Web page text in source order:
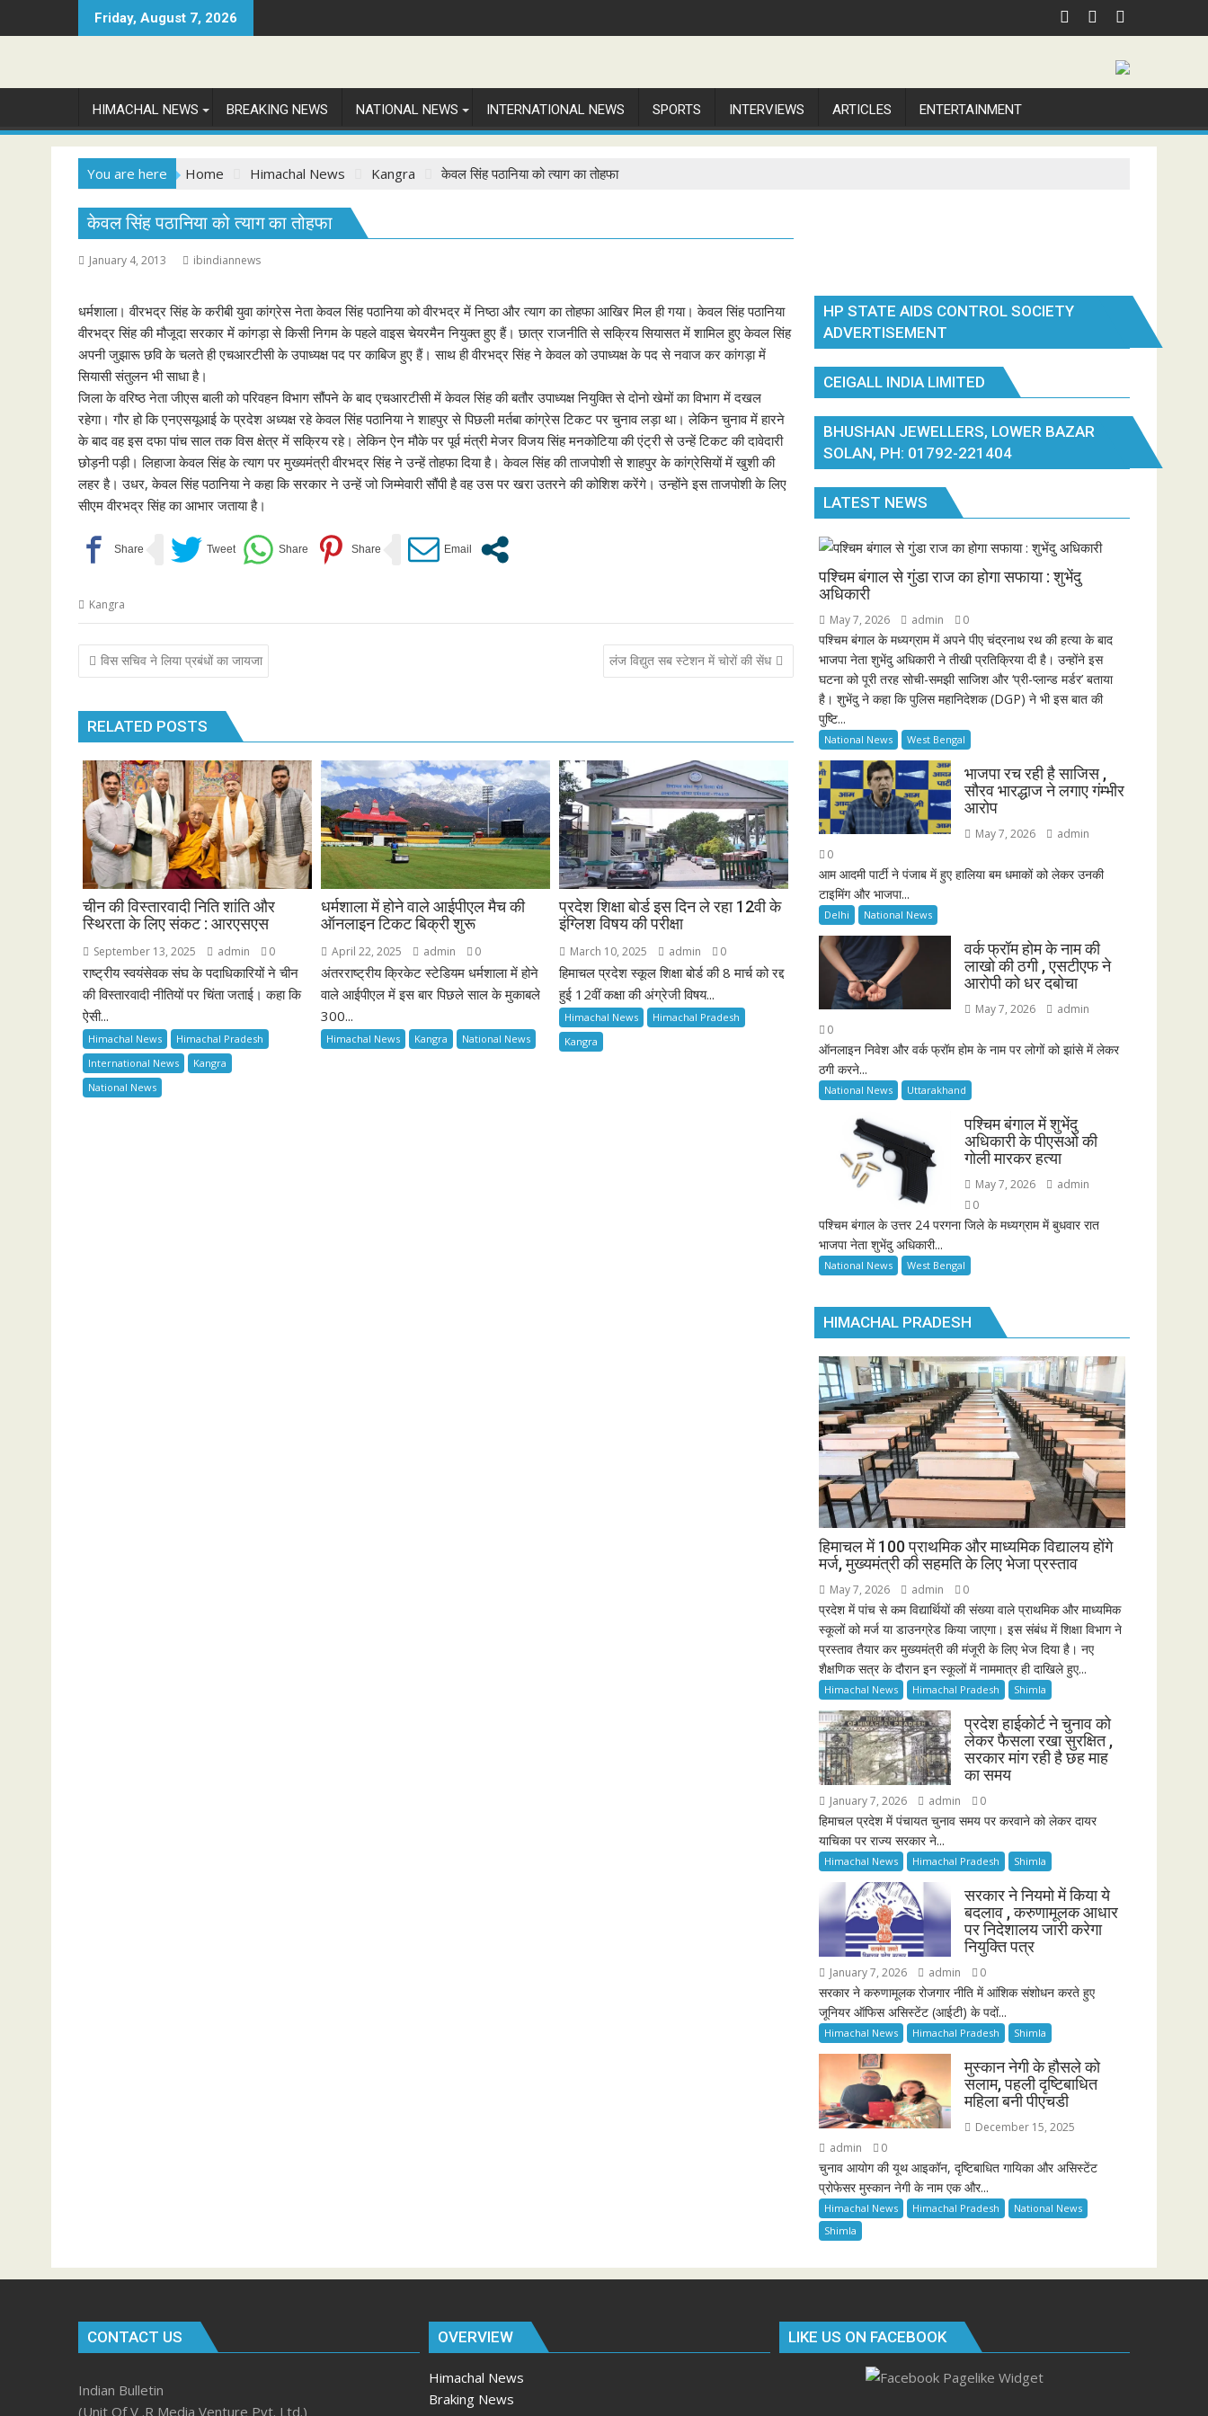
to
Friday, August 7, 2026
HIMACHAL NEWS BREAKING NEWS NATIONAL NEWS INTERNATIONAL NEWS SPORTS INTERVIEWS ARTICLES ENTERTAINMENT
You are here Home Himachal News Kangra केवल सिंह पठानिया को त्याग का तोहफा
केवल सिंह पठानिया को त्याग का तोहफा
January 4, 2013 ibindiannews
धर्मशाला। वीरभद्र सिंह के करीबी युवा कांग्रेस नेता केवल सिंह पठानिया को वीरभद्र में निष्ठा और त्याग का तोहफा आखिर मिल ही गया। केवल सिंह पठानिया
वीरभद्र सिंह की मौजूदा सरकार में कांगड़ा से किसी निगम के पहले वाइस चेयरमैन नियुक्त हुए हैं। छात्र राजनीति से सक्रिय सियासत में शामिल हुए केवल सिंह
अपनी जुझारू छवि के चलते ही एचआरटीसी के उपाध्यक्ष पद पर काबिज हुए हैं। साथ ही वीरभद्र सिंह ने केवल को उपाध्यक्ष के पद से नवाज कर कांगड़ा में
सियासी संतुलन भी साधा है।
जिला के वरिष्ठ नेता जीएस बाली को परिवहन विभाग सौंपने के बाद एचआरटीसी में केवल सिंह की बतौर उपाध्यक्ष नियुक्ति से दोनो खेमों का विभाग में दखल
रहेगा। गौर हो कि एनएसयूआई के प्रदेश अध्यक्ष रहे केवल सिंह पठानिया ने शाहपुर से पिछली मर्तबा कांग्रेस टिकट पर चुनाव लड़ा था। लेकिन चुनाव में हारने
के बाद वह इस दफा पांच साल तक विस क्षेत्र में सक्रिय रहे। लेकिन ऐन मौके पर पूर्व मंत्री मेजर विजय सिंह मनकोटिया की एंट्री से उन्हें टिकट की दावेदारी
छोड़नी पड़ी। लिहाजा केवल सिंह के त्याग पर मुख्यमंत्री वीरभद्र सिंह ने उन्हें तोहफा दिया है। केवल सिंह की ताजपोशी से शाहपुर के कांग्रेसियों में खुशी की
लहर है। उधर, केवल सिंह पठानिया ने कहा कि सरकार ने उन्हें जो जिम्मेवारी सौंपी है वह उस पर खरा उतरने की कोशिश करेंगे। उन्होंने इस ताजपोशी के लिए
सीएम वीरभद्र सिंह का आभार जताया है।
Kangra
Post
navigation
विस सचिव ने लिया प्रबंधों का जायजा लंज विद्युत सब स्टेशन में चोरों की सेंध
RELATED POSTS
चीन की विस्तारवादी निति शांति और
स्थिरता के लिए संकट : आरएसएस
September 13, 2025 admin 0
राष्ट्रीय स्वयंसेवक संघ के पदाधिकारियों ने चीन
की विस्तारवादी नीतियों पर चिंता जताई। कहा कि
ऐसी...
Himachal News
Himachal Pradesh
International News
Kangra
National News
धर्मशाला में होने वाले आईपीएल मैच की
ऑनलाइन टिकट बिक्री शुरू
April 22, 2025 admin 0
अंतरराष्ट्रीय क्रिकेट स्टेडियम धर्मशाला में होने
वाले आईपीएल में इस बार पिछले साल के मुकाबले
300...
Himachal News Kangra National News
प्रदेश शिक्षा बोर्ड इस दिन ले रहा 12वी के
इंग्लिश विषय की परीक्षा
March 10, 2025 admin 0
हिमाचल प्रदेश स्कूल शिक्षा बोर्ड की 8 मार्च को रद्द
हुई 12वीं कक्षा की अंग्रेजी विषय...
Himachal News
Himachal Pradesh
Kangra
HP STATE AIDS CONTROL SOCIETY
ADVERTISEMENT
CEIGALL INDIA LIMITED
BHUSHAN JEWELLERS, LOWER BAZAR
SOLAN, PH: 01792-221404
LATEST NEWS
पश्चिम बंगाल से गुंडा राज का होगा सफाया : शुभेंदु
अधिकारी
May 7, 2026 admin 0
पश्चिम बंगाल के मध्यग्राम में अपने पीए चंद्रनाथ रथ की हत्या के बाद
भाजपा नेता शुभेंदु अधिकारी ने तीखी प्रतिक्रिया दी है। उन्होंने इस
घटना को पूरी तरह सोची-समझी साजिश और ‘प्री-प्लान्ड मर्डर’ बताया
है। शुभेंदु ने कहा कि पुलिस महानिदेशक (DGP) ने भी इस बात की
पुष्टि...
National News West Bengal
भाजपा रच रही है साजिस ,
सौरव भारद्धाज ने लगाए गंम्भीर
आरोप
May 7, 2026
admin
0
आम आदमी पार्टी ने पंजाब में हुए हालिया बम धमाकों को लेकर उनकी
टाइमिंग और भाजपा...
Delhi National News
वर्क फ्रॉम होम के नाम की
लाखो की ठगी , एसटीएफ ने
आरोपी को धर दबोचा
May 7, 2026
admin
0
ऑनलाइन निवेश और वर्क फ्रॉम होम के नाम पर लोगों को झांसे में लेकर
ठगी करने...
National News Uttarakhand
पश्चिम बंगाल में शुभेंदु
अधिकारी के पीएसओ की
गोली मारकर हत्या
May 7, 2026
admin
0
पश्चिम बंगाल के उत्तर 24 परगना जिले के मध्यग्राम में बुधवार रात
भाजपा नेता शुभेंदु अधिकारी...
National News West Bengal
HIMACHAL PRADESH
हिमाचल में 100 प्राथमिक और माध्यमिक विद्यालय होंगे
मर्ज, मुख्यमंत्री की सहमति के लिए भेजा प्रस्ताव
May 7, 2026 admin 0
प्रदेश में पांच से कम विद्यार्थियों की संख्या वाले प्राथमिक और माध्यमिक
स्कूलों को मर्ज या डाउनग्रेड किया जाएगा। इस संबंध में शिक्षा विभाग ने
प्रस्ताव तैयार कर मुख्यमंत्री की मंजूरी के लिए भेज दिया है। नए
शैक्षणिक सत्र के दौरान इन स्कूलों में नाममात्र ही दाखिले हुए...
Himachal News Himachal Pradesh Shimla
प्रदेश हाईकोर्ट ने चुनाव को
लेकर फैसला रखा सुरक्षित ,
सरकार मांग रही है छह माह
का समय
January 7, 2026 admin 0
हिमाचल प्रदेश में पंचायत चुनाव समय पर करवाने को लेकर दायर
याचिका पर राज्य सरकार ने...
Himachal News Himachal Pradesh Shimla
सरकार ने नियमो में किया ये
बदलाव , करुणामूलक आधार
पर निदेशालय जारी करेगा
नियुक्ति पत्र
January 7, 2026 admin 0
सरकार ने करुणामूलक रोजगार नीति में आंशिक संशोधन करते हुए
जूनियर ऑफिस असिस्टेंट (आईटी) के पदों...
Himachal News Himachal Pradesh Shimla
मुस्कान नेगी के हौसले को
सलाम, पहली दृष्टिबाधित
महिला बनी पीएचडी
December 15, 2025
admin
0
चुनाव आयोग की यूथ आइकॉन, दृष्टिबाधित गायिका और असिस्टेंट
प्रोफेसर मुस्कान नेगी के नाम एक और...
Himachal News Himachal Pradesh
National News
Shimla
CONTACT US
Indian Bulletin
(Unit Of V .R Media Venture Pvt. Ltd.)
OVERVIEW
Himachal News
Braking News
LIKE US ON FACEBOOK